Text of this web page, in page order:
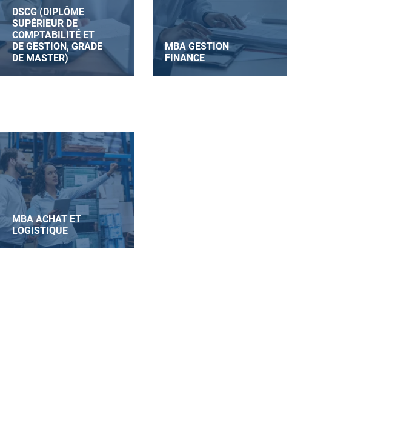
DSCG (DIPLÔME
SUPÉRIEUR DE
COMPTABILITÉ ET
DE GESTION, GRADE
DE MASTER)
MBA GESTION
FINANCE
MBA ACHAT ET
LOGISTIQUE